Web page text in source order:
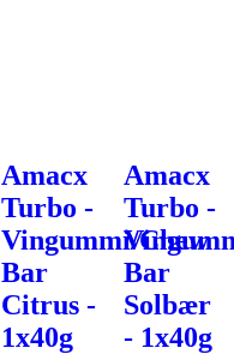
Amacx
Turbo -
Vingummi/Chew
Bar
Citrus -
1x40g
Amacx
Turbo -
Bar
Solbær
- 1x40g